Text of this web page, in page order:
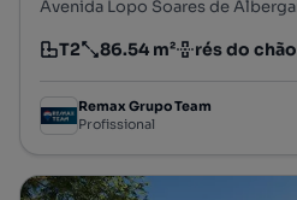
Tipologia
T2
Preço por metro quadrado
86.54 m²
Andar rés do chão
Remax Grupo Team
Profissional